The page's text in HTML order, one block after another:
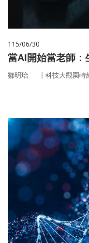
115/06/30
當AI開始當老師：
鄒明珆 ｜ 科技大觀園特